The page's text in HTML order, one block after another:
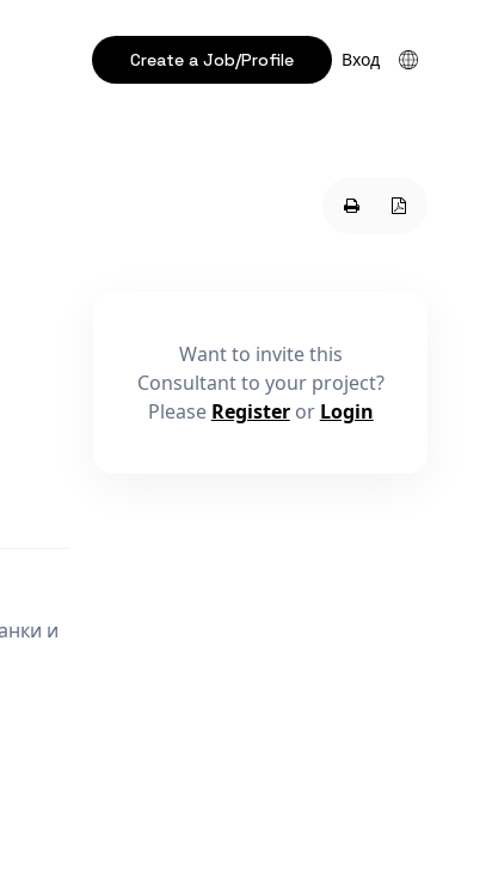
Create a Job/Profile Вход
и
Want to invite this
Consultant to your project?
Please Registeror Login